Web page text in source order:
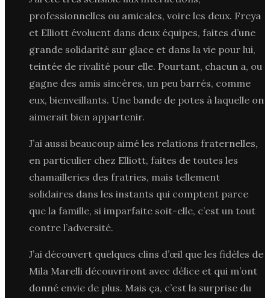
professionnelles ou amicales, voire les deux. Freya
et Elliott évoluent dans deux équipes, faites d’une
grande solidarité sur glace et dans la vie pour lui,
teintée de rivalité pour elle. Pourtant, chacun a, ou
gagne des amis sincères, un peu barrés, comme
eux, bienveillants. Une bande de potes à laquelle on
aimerait bien appartenir.
J’ai aussi beaucoup aimé les relations fraternelles,
en particulier chez Elliott, faites de toutes les
chamailleries des fratries, mais tellement
solidaires dans les instants qui comptent parce
que la famille, si imparfaite soit-elle, c’est un tout
contre l’adversité.
J’ai découvert quelques clins d’œil que les fidèles de
Mila Marelli découvriront avec délice et qui m’ont
donné envie de plus. Mais ça, c’est la surprise du